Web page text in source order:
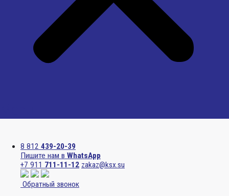
8 812 439-20-39
Пишите нам в WhatsApp
+7 911 711-11-12 zakaz@ksx.su
Обратный звонок